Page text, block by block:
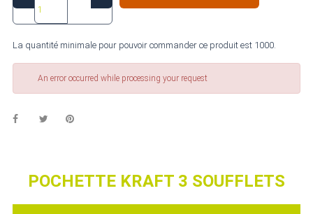
La quantité minimale pour pouvoir commander ce produit est 1000.
An error occurred while processing your request
POCHETTE KRAFT 3 SOUFFLETS